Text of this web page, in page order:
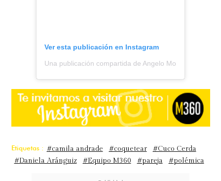
Ver esta publicación en Instagram
Una publicación compartida de Angelo Moreno || Todo
Etiquetas : #camila andrade #coquetear
#Cuco Cerda
#Daniela Aránguiz
#Equipo M360 #pareja #polémica